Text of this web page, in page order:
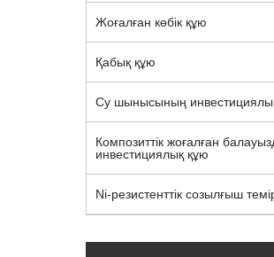
Жоғалған көбік құю
Қабық құю
Су шынысының
Композиттік жоғалған
инвестициялық құю
Ni-резистенттік созылғыш